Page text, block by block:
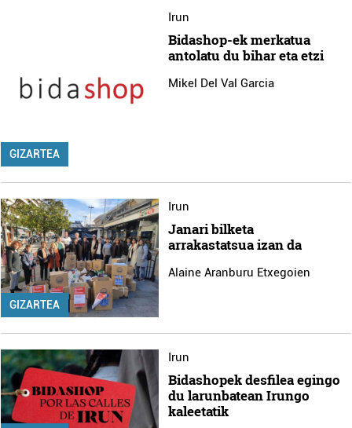
GIZARTEA
Irun
Bidashop-ek merkatua
antolatu du bihar eta etzi
Mikel Del Val Garcia
GIZARTEA
Irun
Janari bilketa
arrakastatsua izan da
Alaine Aranburu Etxegoien
Irun
Bidashopek desfilea egingo
du larunbatean Irungo
kaleetatik